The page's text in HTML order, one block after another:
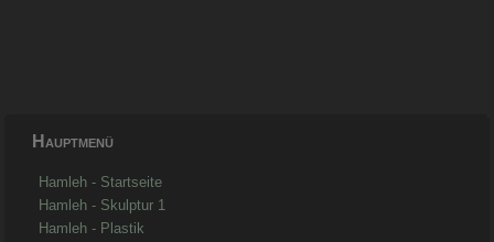
Hauptmenü
Hamleh - Startseite
Hamleh - Skulptur 1
Hamleh - Plastik